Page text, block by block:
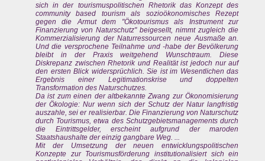
sich in der tourismuspolitischen Rhetorik das Konzept des
community based tourism als sozioökonomisches Rezept
gegen die Armut dem "Ökotourismus als Instrument zur
Finanzierung von Naturschutz" beigesellt, nimmt zugleich die
Kommerzialisierung der Naturressourcen neue Ausmaße an.
Und die versprochene Teilnahme und -habe der Bevölkerung
bleibt in der Praxis weitgehend Wunschtraum. Diese
Diskrepanz zwischen Rhetorik und Realität ist jedoch nur auf
den ersten Blick widersprüchlich. Sie ist im Wesentlichen das
Ergebnis einer Legitimationskrise und doppelten
Transformation des Naturschutzes.
Da ist zum einen der altbekannte Zwang zur Ökonomisierung
der Ökologie: Nur wenn sich der Schutz der Natur langfristig
auszahle, sei er realisierbar. Die Finanzierung von Naturschutz
durch Tourismus, etwa des Schutzgebietsmanagements durch
die Eintrittsgelder, erscheint aufgrund der maroden
Staatshaushalte der einzig gangbare Weg. ...
Mit der Umsetzung der neuen entwicklungspolitischen
Konzepte zur Tourismusförderung institutionalisiert sich ein